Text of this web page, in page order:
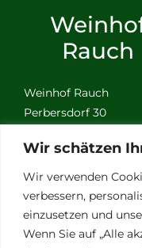
Wir schätzen
Wir verwenden
verbessern,
einzusetzen und
Wenn Sie auf „Alle
Rauch
Weinhof Rauch
Perbersdorf 30
Ottersbach
Wir sind erreichbar
Montag bis
von 09:00 bis 15:30
Sollten Sie uns nicht